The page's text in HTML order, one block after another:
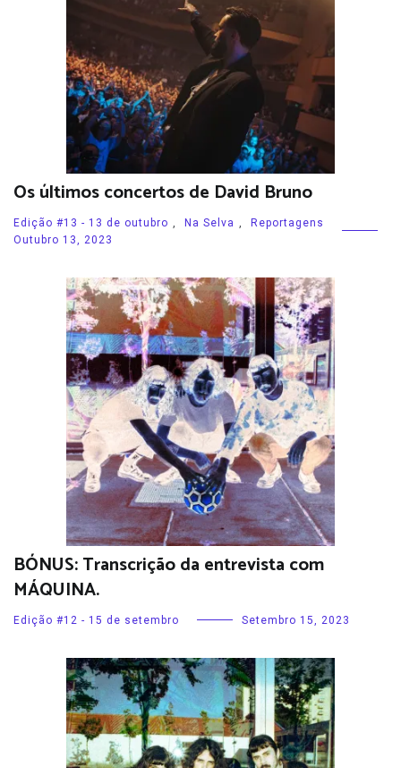
Os últimos concertos de David Bruno
Edição #13 - 13 de outubro , Na Selva ,
Reportagens
Outubro 13, 2023
BÓNUS: Transcrição da entrevista com
MÁQUINA.
Edição #12 - 15 de setembro Setembro 15, 2023